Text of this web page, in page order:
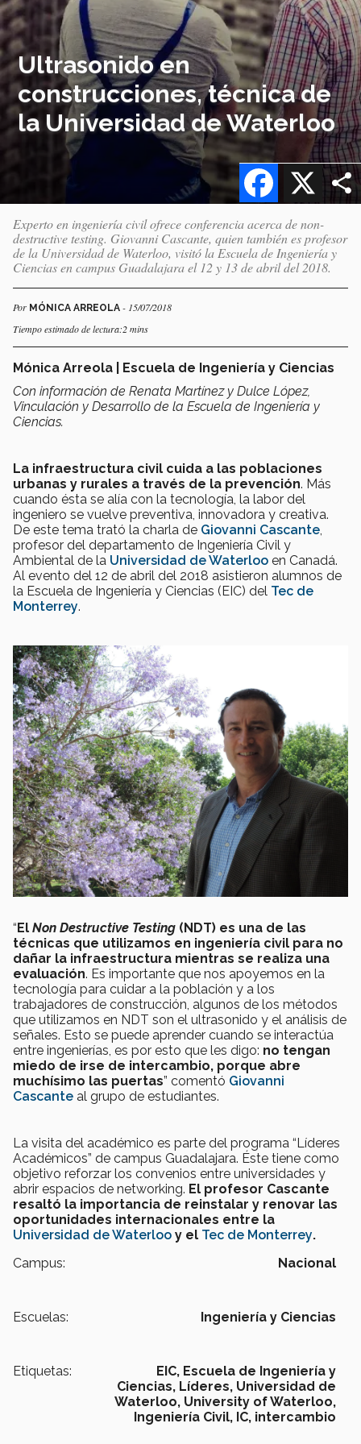
Ultrasonido en
construcciones, técnica de
la Universidad de Waterloo
X
Facebook
Experto en ingeniería civil ofrece conferencia acerca de non-
destructive testing. Giovanni Cascante, quien también es profesor
de la Universidad de Waterloo, visitó la Escuela de Ingeniería y
Ciencias en campus Guadalajara el 12 y 13 de abril del 2018.
Por MÓNICA ARREOLA - 15/07/2018
Tiempo estimado de lectura:2 mins
Mónica Arreola | Escuela de Ingeniería y Ciencias
Con información de Renata Martínez y Dulce López,
Vinculación y Desarrollo de la Escuela de Ingeniería y
Ciencias.
La infraestructura civil cuida a las poblaciones
urbanas y rurales a través de la prevención. Más
cuando ésta se alía con la tecnología, la labor del
ingeniero se vuelve preventiva, innovadora y creativa.
De este tema trató la charla de Giovanni Cascante
profesor del departamento de Ingeniería Civil y
Ambiental de la Universidad de Waterloo en Canadá.
Al evento del 12 de abril del 2018 asistieron alumnos de
la Escuela de Ingeniería y Ciencias (EIC) del Tec de
Monterrey.
“El Non Destructive Testing (NDT) es una de las
técnicas que utilizamos en ingeniería civil para no
dañar la infraestructura mientras se realiza una
evaluación. Es importante que nos apoyemos en la
tecnología para cuidar a la población y a los
trabajadores de construcción, algunos de los métodos
que utilizamos en NDT son el ultrasonido y el análisis de
señales. Esto se puede aprender cuando se interactúa
entre ingenierías, es por esto que les digo: no tengan
miedo de irse de intercambio, porque abre
muchísimo las puertas” comentó Giovanni
Cascante al grupo de estudiantes.
La visita del académico es parte del programa “Líderes
Académicos” de campus Guadalajara. Éste tiene como
objetivo reforzar los convenios entre universidades y
abrir espacios de networking. El profesor Cascante
resaltó la importancia de reinstalar y renovar las
oportunidades internacionales entre la
Universidad de Waterloo y el Tec de Monterrey.
Campus:
Nacional
Escuelas: Ingeniería y Ciencias
Etiquetas: EIC, Escuela de Ingeniería y
Ciencias, Líderes, Universidad de
Waterloo, University of Waterloo,
Ingeniería Civil, IC, intercambio